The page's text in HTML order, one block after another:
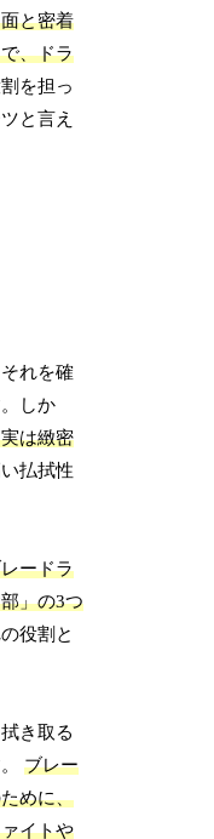
と密着
、ドラ
を担っ
と言え
れを確
しか
は緻密
払拭性
ードラ
」の3つ
役割と
き取る
。ブレー
めに、
イトや